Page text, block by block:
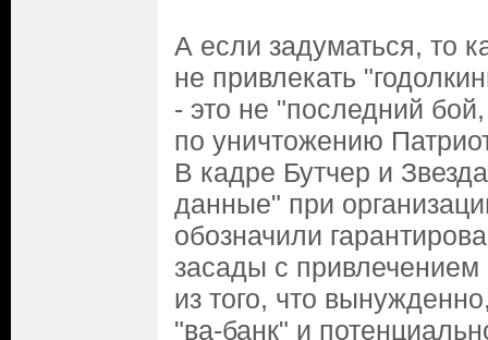
А если задуматься, то
не привлекать
- это не "последний
по уничтожению
В кадре Бутчер и
данные" при
обозначили
засады с
из того, что
"ва-банк" и